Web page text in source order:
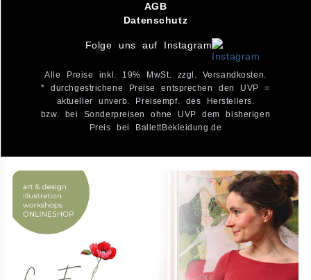
AGB
Datenschutz
Folge uns auf Instagram
Alle Preise inkl. 19% MwSt. zzgl. Versandkosten.
* durchgestrichene Preise entsprechen den UVP =
aktueller unverb. Preisempf. des Herstellers.
bzw. bei Sonderpreisen ohne UVP dem bisherigen
Preis bei BallettBekleidung.de